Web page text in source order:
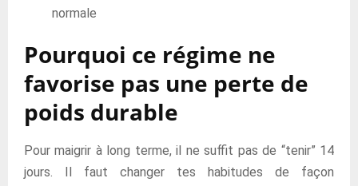
normale
Pourquoi ce régime ne
favorise pas une perte de
poids durable
Pour maigrir à long terme, il ne suffit pas de “tenir” 14
jours. Il faut changer tes habitudes de façon